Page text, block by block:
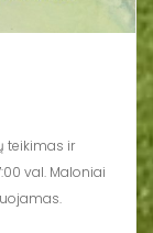
teikimas ir
val. Maloniai